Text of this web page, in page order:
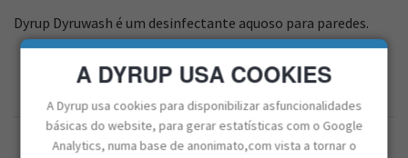
Dyrup Dyruwash é um desinfectante aquoso para paredes.
CAPACIDADE
A DYRUP USA COOKIES
A Dyrup usa cookies para disponibilizar asfuncionalidades
básicas do website, para gerar estatísticas com o Google
Analytics, numa base de anonimato,com vista a tornar o